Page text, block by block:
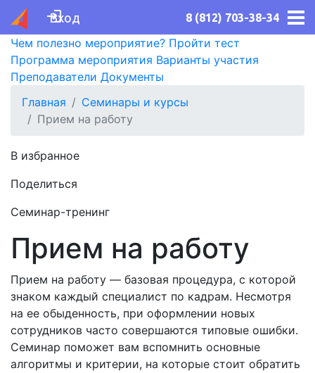
Вход 8 (812) 703-38-34
Чем полезно мероприятие? Пройти тест
Программа мероприятия Варианты участия
Преподаватели Документы
Главная
Семинары и курсы
Прием на работу
В избранное
Поделиться
Семинар-тренинг
Прием на работу
Прием на работу — базовая процедура, с которой
знаком каждый специалист по кадрам. Несмотря
на ее обыденность, при оформлении новых
сотрудников часто совершаются типовые ошибки.
Семинар поможет вам вспомнить основные
алгоритмы и критерии, на которые стоит обратить